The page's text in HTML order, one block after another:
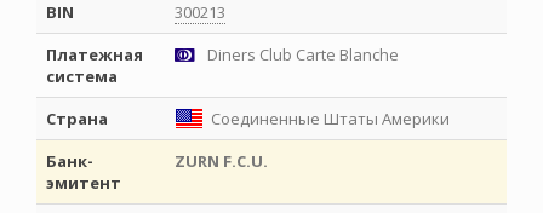
BIN
300213
Платежная
система
Diners Club Carte Blanche
Страна
Соединенные Штаты Америки
Банк-
эмитент
ZURN F.C.U.